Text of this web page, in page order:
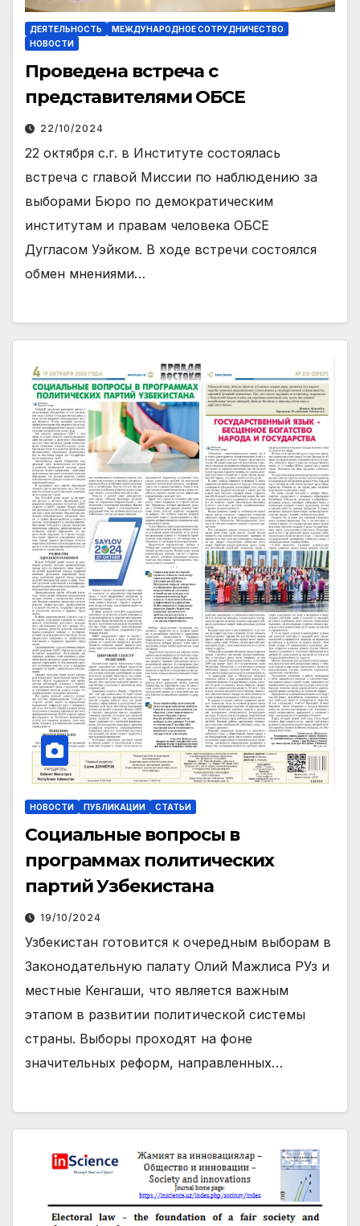
ДЕЯТЕЛЬНОСТЬ
МЕЖДУНАРОДНОЕ СОТРУДНИЧЕСТВО
НОВОСТИ
Проведена встреча с
представителями ОБСЕ
22/10/2024
22 октября с.г. в Институте состоялась
встреча с главой Миссии по наблюдению за
выборами Бюро по демократическим
институтам и правам человека ОБСЕ
Дугласом Уэйком. В ходе встречи состоялся
обмен мнениями…
НОВОСТИ ПУБЛИКАЦИИ СТАТЬИ
Социальные вопросы в
программах политических
партий Узбекистана
19/10/2024
Узбекистан готовится к очередным выборам в
Законодательную палату Олий Мажлиса РУз и
местные Кенгаши, что является важным
этапом в развитии политической системы
страны. Выборы проходят на фоне
значительных реформ, направленных…